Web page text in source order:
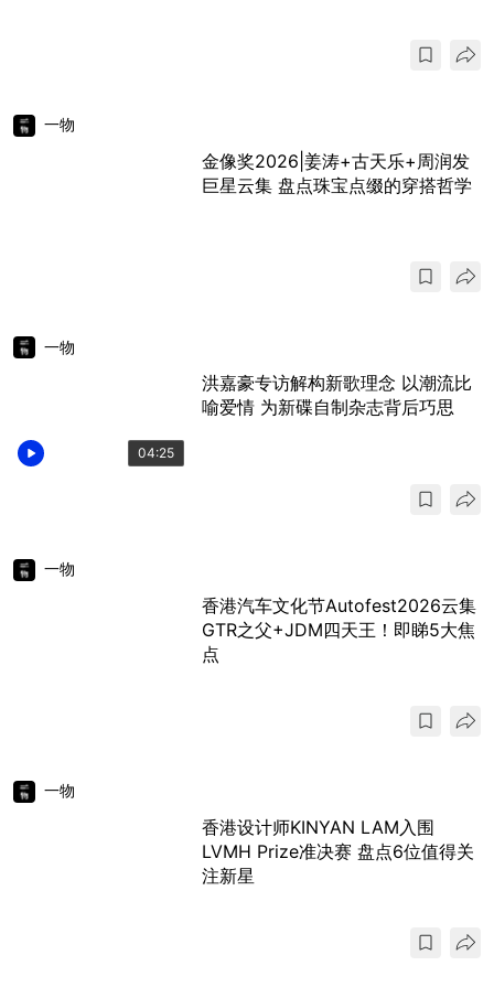
一物
金像奖2026|姜涛+古天乐+周润发
巨星云集 盘点珠宝点缀的穿搭哲学
04:25
一物
洪嘉豪专访解构新歌理念 以潮流比
喻爱情 为新碟自制杂志背后巧思
一物
香港汽车文化节Autofest2026云集
GTR之父+JDM四天王！即睇5大焦
点
一物
香港设计师KINYAN LAM入围
LVMH Prize准决赛 盘点6位值得关
注新星